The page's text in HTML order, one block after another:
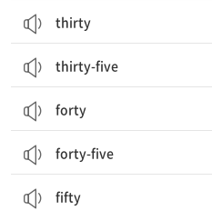
thirty
thirty-five
forty
forty-five
fifty